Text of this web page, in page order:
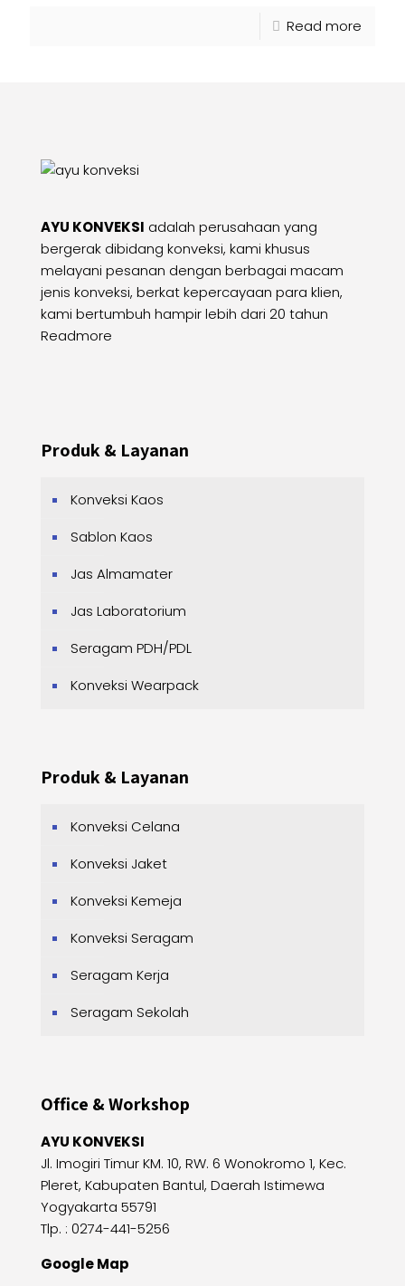
Read more
AYU KONVEKSI adalah perusahaan yang
bergerak dibidang konveksi, kami khusus
melayani pesanan dengan berbagai macam
jenis konveksi, berkat kepercayaan para klien,
kami bertumbuh hampir lebih dari 20 tahun
Readmore
Produk & Layanan
Konveksi Kaos
Sablon Kaos
Jas Almamater
Jas Laboratorium
Seragam PDH/PDL
Konveksi Wearpack
Produk & Layanan
Konveksi Celana
Konveksi Jaket
Konveksi Kemeja
Konveksi Seragam
Seragam Kerja
Seragam Sekolah
Office & Workshop
AYU KONVEKSI
Jl. Imogiri Timur KM. 10, RW. 6 Wonokromo 1, Kec.
Pleret, Kabupaten Bantul, Daerah Istimewa
Yogyakarta 55791
Tlp. : 0274-441-5256
Google Map